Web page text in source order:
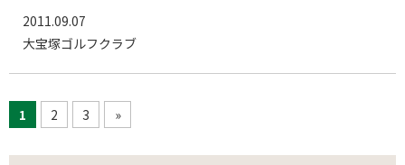
2011.09.07
大宝塚ゴルフクラブ
1 2 3 »